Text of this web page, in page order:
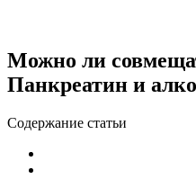
Можно ли
Панкреатин и
Содержание статьи